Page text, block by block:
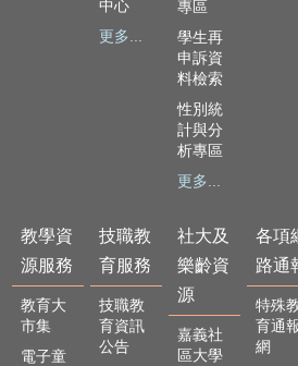
中心
更多...
專區
學生再
申訴資
料檢索
性別統
計與分
析專區
更多...
教學資
源服務
教育大
市集
電子童
技職教
育服務
技職教
育資訊
公告
社大及
樂齡資
源
嘉義社
區大學
各項
路通
特殊
育通
網